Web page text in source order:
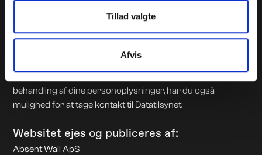
Tillad valgte
Afvis
oplysninger anvendes. Du kan også tilbagekalde dit
samtykke til, at der bliver behandlet oplysninger om dig.
behandling af dine personoplysninger, har du også
mulighed for at tage kontakt til Datatilsynet.
Websitet ejes og publiceres af:
Absent Wall ApS